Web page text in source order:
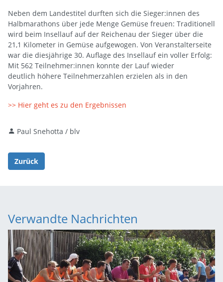
Neben dem Landestitel durften sich die Sieger:innen des
Halbmarathons über jede Menge Gemüse freuen: Traditionell
wird beim Insellauf auf der Reichenau der Sieger über die
21,1 Kilometer in Gemüse aufgewogen. Von Veranstalterseite
war die diesjährige 30. Auflage des Insellauf ein voller Erfolg:
Mit 562 Teilnehmer:innen konnte der Lauf wieder
deutlich höhere Teilnehmerzahlen erzielen als in den
Vorjahren.
>> Hier geht es zu den Ergebnissen
Paul Snehotta / blv
Zurück
Verwandte Nachrichten